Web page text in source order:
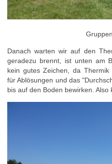
Danach warten wir auf den
geradezu brennt, ist unten am
kein gutes Zeichen, da Thermik
für Ablösungen und das
bis auf den Boden bewirken. Also